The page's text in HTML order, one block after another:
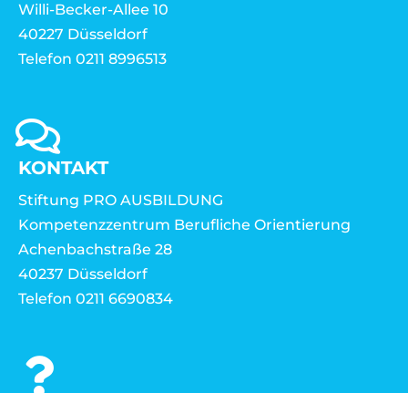
Willi-Becker-Allee 10
40227 Düsseldorf
Telefon 0211 8996513
KONTAKT
Stiftung PRO AUSBILDUNG
Kompetenzzentrum Berufliche Orientierung
Achenbachstraße 28
40237 Düsseldorf
Telefon 0211 6690834